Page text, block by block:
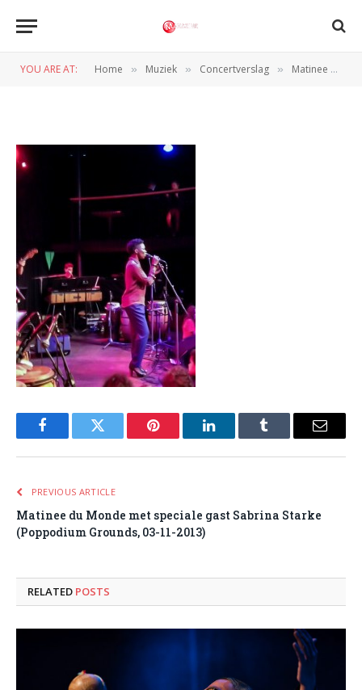
YOU ARE AT: Home » Muziek » Concertverslag » Matinee du Monde met speciale gast Sabrina Starke (Poppodium Grounds, 03-11-2013)
FacebookTwitter Pinterest LinkedInTumblr Email
PREVIOUS ARTICLE
Matinee du Monde met speciale gast Sabrina Starke
(Poppodium Grounds, 03-11-2013)
RELATED POSTS